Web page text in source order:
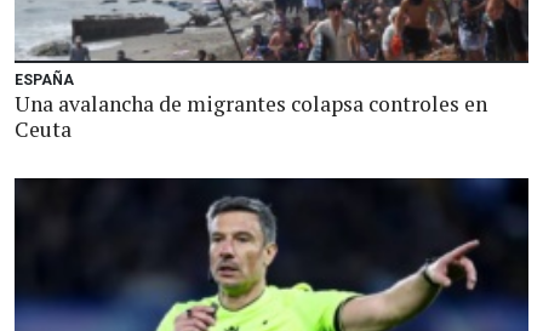
ESPAÑA
Una avalancha de migrantes colapsa controles en
Ceuta